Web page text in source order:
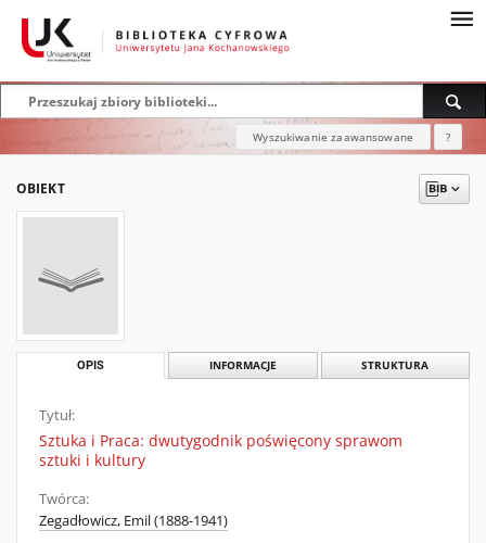
Wyszukiwanie zaawansowane ?
OBIEKT
OPIS INFORMACJE STRUKTURA
Tytuł:
Sztuka i Praca: dwutygodnik poświęcony sprawom
sztuki i kultury
Twórca:
Zegadłowicz, Emil (1888-1941)